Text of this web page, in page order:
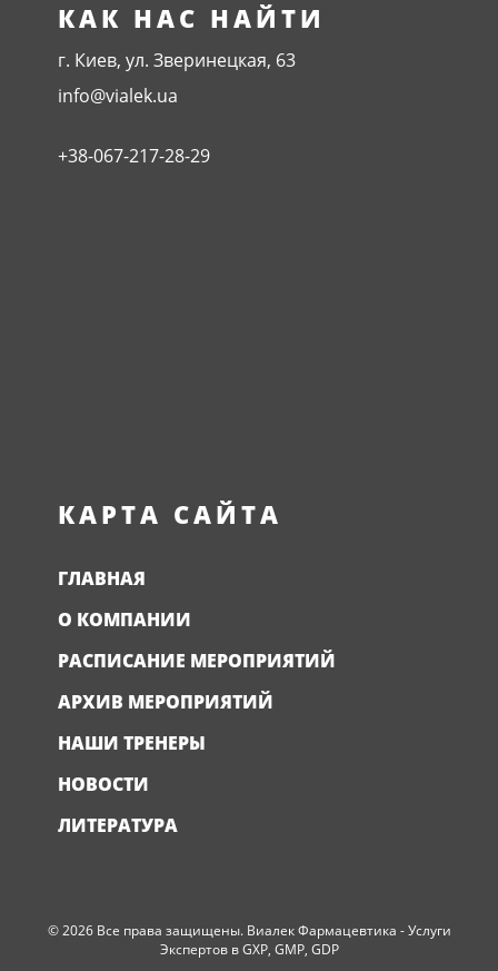
КАК НАС НАЙТИ
г. Киев, ул. Зверинецкая, 63
info@vialek.ua
+38-067-217-28-29
КАРТА САЙТА
ГЛАВНАЯ
О КОМПАНИИ
РАСПИСАНИЕ МЕРОПРИЯТИЙ
АРХИВ МЕРОПРИЯТИЙ
НАШИ ТРЕНЕРЫ
НОВОСТИ
ЛИТЕРАТУРА
© 2026 Все права защищены. Виалек Фармацевтика - Услуги
Экспертов в GXP, GMP, GDP